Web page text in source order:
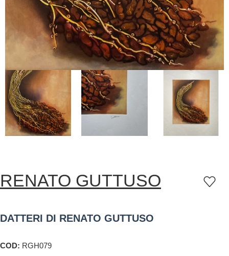
RENATO GUTTUSO
DATTERI DI RENATO GUTTUSO
COD: RGH079